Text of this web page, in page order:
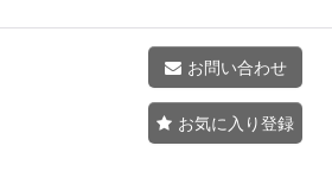
お問い合わせ
お気に入り登録